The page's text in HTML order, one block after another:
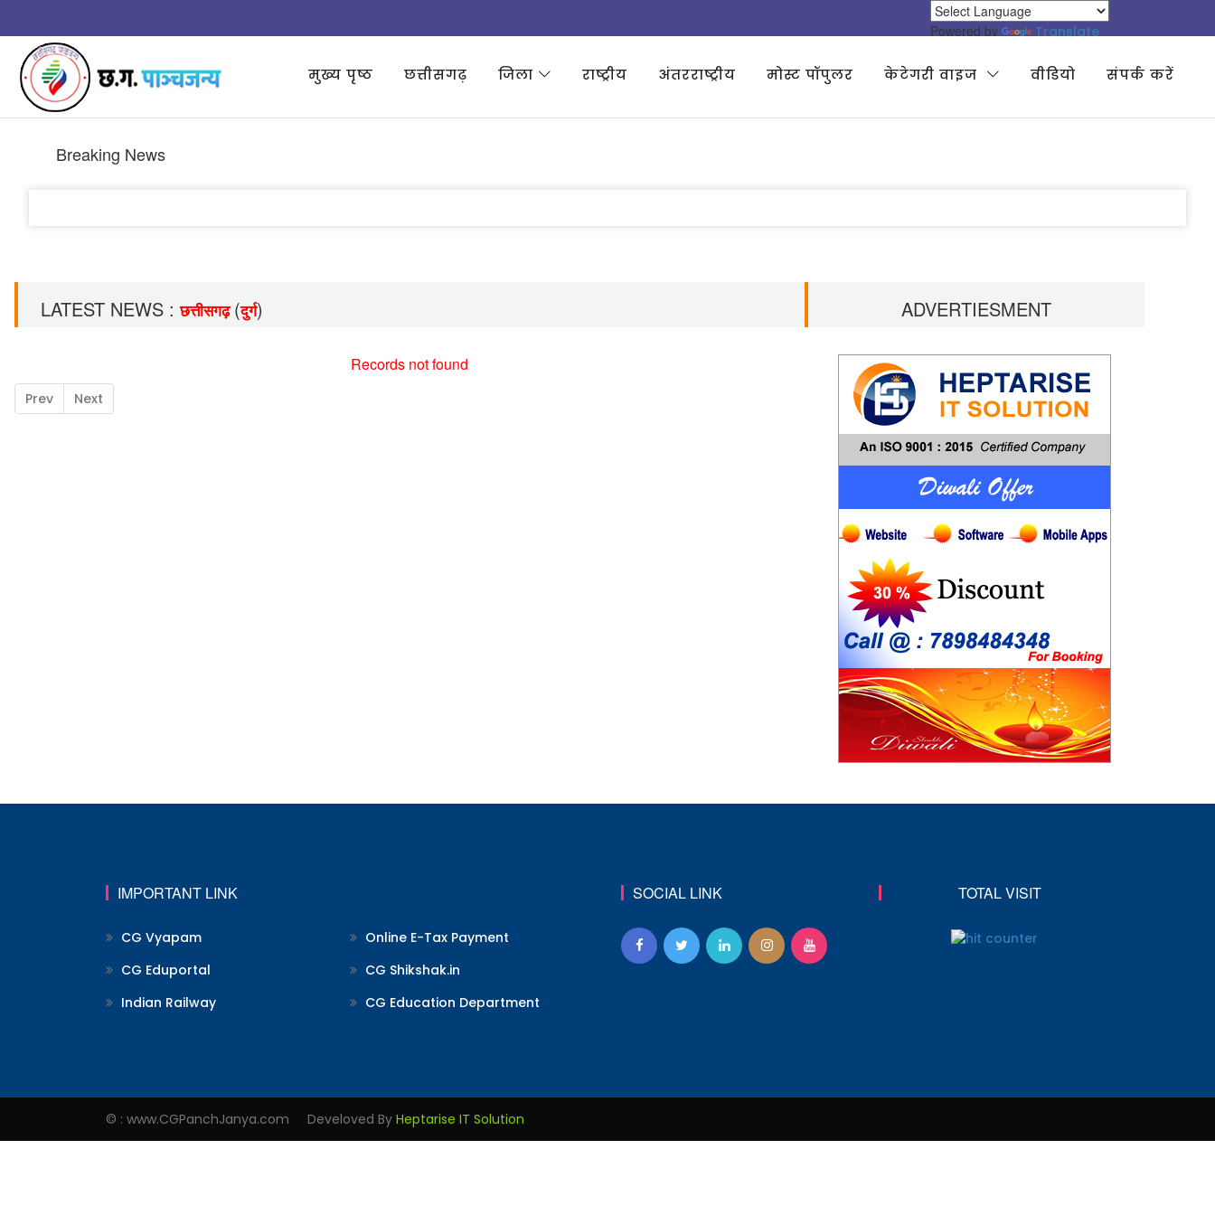
Powered by Translate
मुख्य पृष्ठ छत्तीसगढ़ जिला राष्ट्रीय अंतरराष्ट्रीय मोस्ट पॉपुलर केटेगरी वाइज वीडियो संपर्क करें
Breaking News
LATEST NEWS :छत्तीसगढ़ (दुर्ग)
Records not found
Prev Next
ADVERTIESMENT
IMPORTANT LINK
CG Vyapam
Online E-Tax Payment
CG Eduportal
CG Shikshak.in
Indian Railway
CG Education Department
SOCIAL LINK TOTAL VISIT
© : www.CGPanchJanya.com Develoved By Heptarise IT Solution